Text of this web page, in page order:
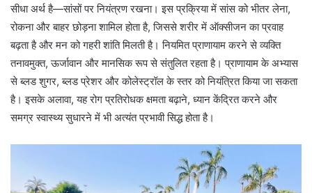
सीधा अर्थ है—सांसों पर नियंत्रण रखना। इस प्रक्रिया में सांस को भीतर लेना,
रोकना और बाहर छोड़ना शामिल होता है, जिससे शरीर में ऑक्सीजन का प्रवाह
बढ़ता है और मन को गहरी शांति मिलती है। नियमित प्राणायाम करने से व्यक्ति
तनावमुक्त, ऊर्जावान और मानसिक रूप से संतुलित रहता है। प्राणायाम के अभ्यास
से ब्लड शुगर, ब्लड प्रेशर और कोलेस्ट्रॉल के स्तर को नियंत्रित किया जा सकता
है। इसके अलावा, यह रोग प्रतिरोधक क्षमता बढ़ाने, ध्यान केंद्रित करने और
समग्र स्वास्थ्य सुधारने में भी अत्यंत प्रभावी सिद्ध होता है।